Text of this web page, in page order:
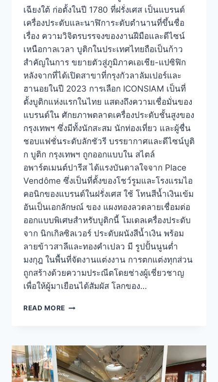
เฉียงใต้ ก่อตั้งในปี 1780 ที่ฝรั่งเศส เป็นแบรนด์
เครื่องประดับและนาฬิการะดับตำนานที่ขึ้นชื่อ
เรื่อง ความวิจิตรบรรจงของงานฝีมือและดีไซน์
เหนือกาลเวลา บูติกในประเทศไทยถือเป็นก้าว
สำคัญในการ ขยายตัวสู่ภูมิภาคเอเชีย-แปซิฟิก
หลังจากที่ได้เปิดสาขาที่กรุงกัวลาลัมเปอร์และ
ฮานอยในปี 2023 การเลือก ICONSIAM เป็นที่
ตั้งบูติกแห่งแรกในไทย แสดงถึงความเชื่อมั่นของ
แบรนด์ใน ศักยภาพตลาดเครื่องประดับชั้นสูงของ
กรุงเทพฯ ซึ่งมีทั้งนักสะสม นักท่องเที่ยว และผู้ชื่น
ชอบแฟชั่นระดับลักชัวรี บรรยากาศและดีไซน์บูติ
ก บูติก กรุงเทพฯ ถูกออกแบบใน สไตล์
อพาร์ตเมนต์ปารีส ได้แรงบันดาลใจจาก Place
Vendôme ซึ่งเป็นที่ตั้งของโชว์รูมและโรงแรมไอ
คอนิกของแบรนด์ในฝรั่งเศส ใช้ โทนสีน้ำเงินเข้ม
อันเป็นเอกลักษณ์ ของ แผงทองลวดลายเชื่อมต่อ
ออกแบบพิเศษสำหรับบูติกนี้ โมเดลเครื่องประดับ
จาก นิกเกิลซิลเวอร์ ประดับผนังสีน้ำเงิน พร้อม
ลายข้าวสาลีและทองคำเปลว มี รูปปั้นนูนต่ำ
มงกุฎ ในพื้นที่จัดงานแต่งงาน การตกแต่งทุกส่วน
ถูกสร้างด้วยความประณีตโดยช่างผู้เชี่ยวชาญ
เพื่อให้ผู้มาเยือนได้สัมผัส โลกของ…
READ MORE CHAUMET
แรก
ใน
ไทย
ที่